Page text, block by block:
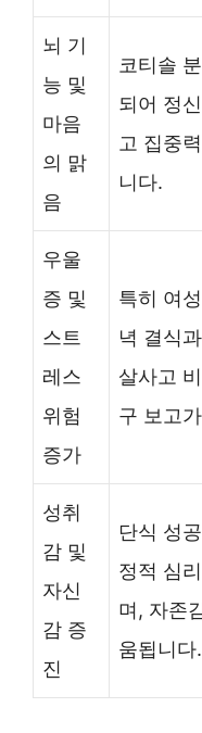
뇌 기
능 및
마음
의 맑
음
코티솔
되어 정
고 집중
니다.
우울
증 및
스트
레스
위험
증가
특히 여
녁 결식
살사고
구 보고
성취
감 및
자신
감 증
진
단식 성
정적 심
며, 자존
움됩니다.